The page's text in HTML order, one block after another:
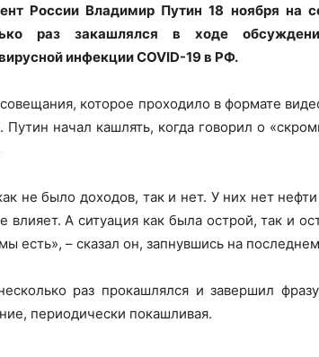
России Владимир Путин 18 ноября на
раз закашлялся в ходе
инфекции COVID-19 в РФ.
которое проходило в формате
Путин начал кашлять, когда говорил о
не было доходов, так и нет. У них нет
влияет. А ситуация как была острой, так и
есть», – сказал он, запнувшись на
раз прокашлялся и завершил
периодически покашливая.